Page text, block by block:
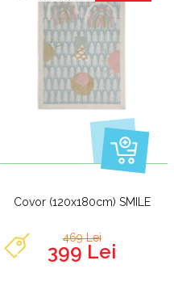
Covor (120x180cm) SMILE
469 Lei
399 Lei